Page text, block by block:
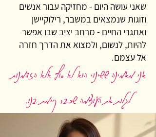
שאני עושה היום - מחזיקה עבור אנשים
וזוגות שנמצאים במשבר, רילוקיישן
ואתגרי החיים - מרחב יציב שבו אפשר
להיות, לנשום, ולמצוא את הדרך חזרה
אל עצמם.
אני מאמינה ששינוי הוא לא סוף, אלא הזדמנות
לגלות את העוצמה שכבר קיימת בנו.
❤️ דברו איתי בוואטסאפ, אשמח לעזור